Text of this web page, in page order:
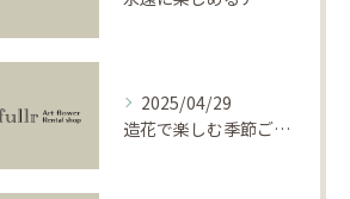
2025/04/29
造花で楽しむ季節ごとのインテリア